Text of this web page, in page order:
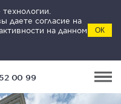
даете согласие на
на данном
ОК
00 99